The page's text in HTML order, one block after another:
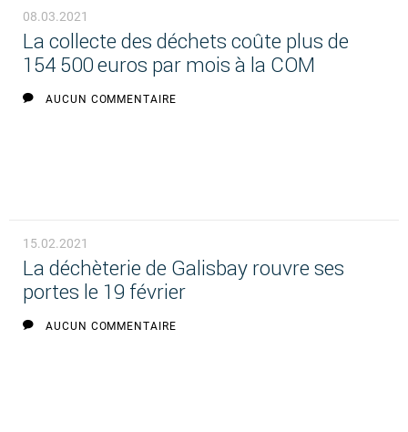
08.03.2021
La collecte des déchets coûte plus de
154 500 euros par mois à la COM
AUCUN COMMENTAIRE
15.02.2021
La déchèterie de Galisbay rouvre ses
portes le 19 février
AUCUN COMMENTAIRE